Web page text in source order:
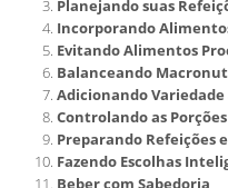
Planejando suas
Incorporando
Evitando Alimentos
Balanceando
Adicionando Variedade
Controlando as Porções
Preparando Refeições
Fazendo Escolhas
Beber com Sabedoria